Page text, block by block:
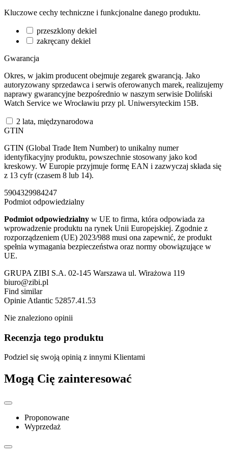
Kluczowe cechy techniczne i funkcjonalne danego produktu.
przeszklony dekiel
zakręcany dekiel
Gwarancja
Okres, w jakim producent obejmuje zegarek gwarancją. Jako
autoryzowany sprzedawca i serwis oferowanych marek, realizujemy
naprawy gwarancyjne bezpośrednio w naszym serwisie Doliński
Watch Service we Wrocławiu przy pl. Uniwersyteckim 15B.
2 lata, międzynarodowa
GTIN
GTIN (Global Trade Item Number) to unikalny numer
identyfikacyjny produktu, powszechnie stosowany jako kod
kreskowy. W Europie przyjmuje formę EAN i zazwyczaj składa się
z 13 cyfr (czasem 8 lub 14).
5904329984247
Podmiot odpowiedzialny
Podmiot odpowiedzialny w UE to firma, która odpowiada za
wprowadzenie produktu na rynek Unii Europejskiej. Zgodnie z
rozporządzeniem (UE) 2023/988 musi ona zapewnić, że produkt
spełnia wymagania bezpieczeństwa oraz normy obowiązujące w
UE.
GRUPA ZIBI S.A. 02-145 Warszawa ul. Wirażowa 119
biuro@zibi.pl
Find similar
Opinie Atlantic 52857.41.53
Nie znaleziono opinii
Recenzja tego produktu
Podziel się swoją opinią z innymi Klientami
Mogą Cię zainteresować
Proponowane
Wyprzedaż